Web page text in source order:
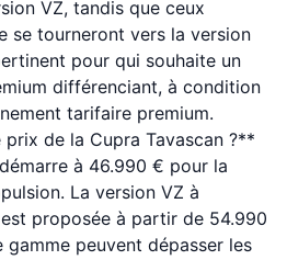
VZ, tandis que ceux
se tourneront vers la version
pour qui souhaite un
différenciant, à condition
tarifaire premium.
prix de la Cupra Tavascan ?**
à 46.990 € pour la
La version VZ à
proposée à partir de 54.990
peuvent dépasser les